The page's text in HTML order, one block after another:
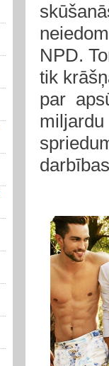
NPD.
tik
par